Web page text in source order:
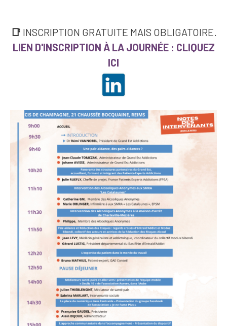
📑 INSCRIPTION GRATUITE MAIS OBLIGATOIRE.
LIEN D'INSCRIPTION À LA JOURNÉE : CLIQUEZ
ICI